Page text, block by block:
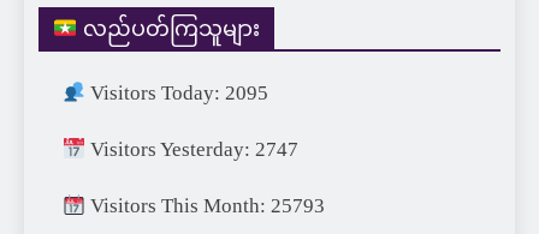
လည်ပတ်ကြသူများ
Visitors Today: 2095
Visitors Yesterday: 2747
Visitors This Month: 25793